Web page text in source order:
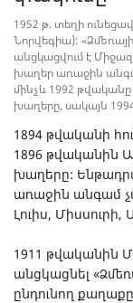
1952 թ. տեղի
Նորվեգիա):
անցկացվում է
խաղեր առաջին
մինչև 1992
խաղերը, սակայն
1894 թվականի
1896 թվականին
խաղերը:
առաջին անգամ
Լուիս,
1911 թվականին
անցկացնել
ընդունող